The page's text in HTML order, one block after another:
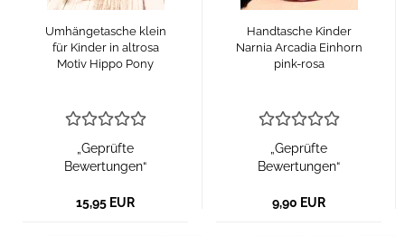
Umhängetasche klein
für Kinder in altrosa
Motiv Hippo Pony
„Geprüfte
Bewertungen“
15,95 EUR
Handtasche Kinder
Narnia Arcadia Einhorn
pink-rosa
„Geprüfte
Bewertungen“
9,90 EUR